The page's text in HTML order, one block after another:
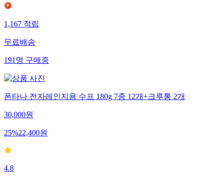
1,167 적립
무료배송
191 명 구매중
폰타나 전자레인지용 수프 180g 7종 12개+크루통 2개
30,000원
25%22,400원
4.8